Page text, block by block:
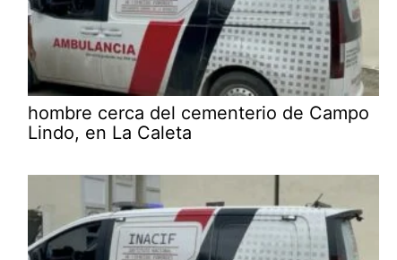
hombre cerca del cementerio de Campo
Lindo, en La Caleta